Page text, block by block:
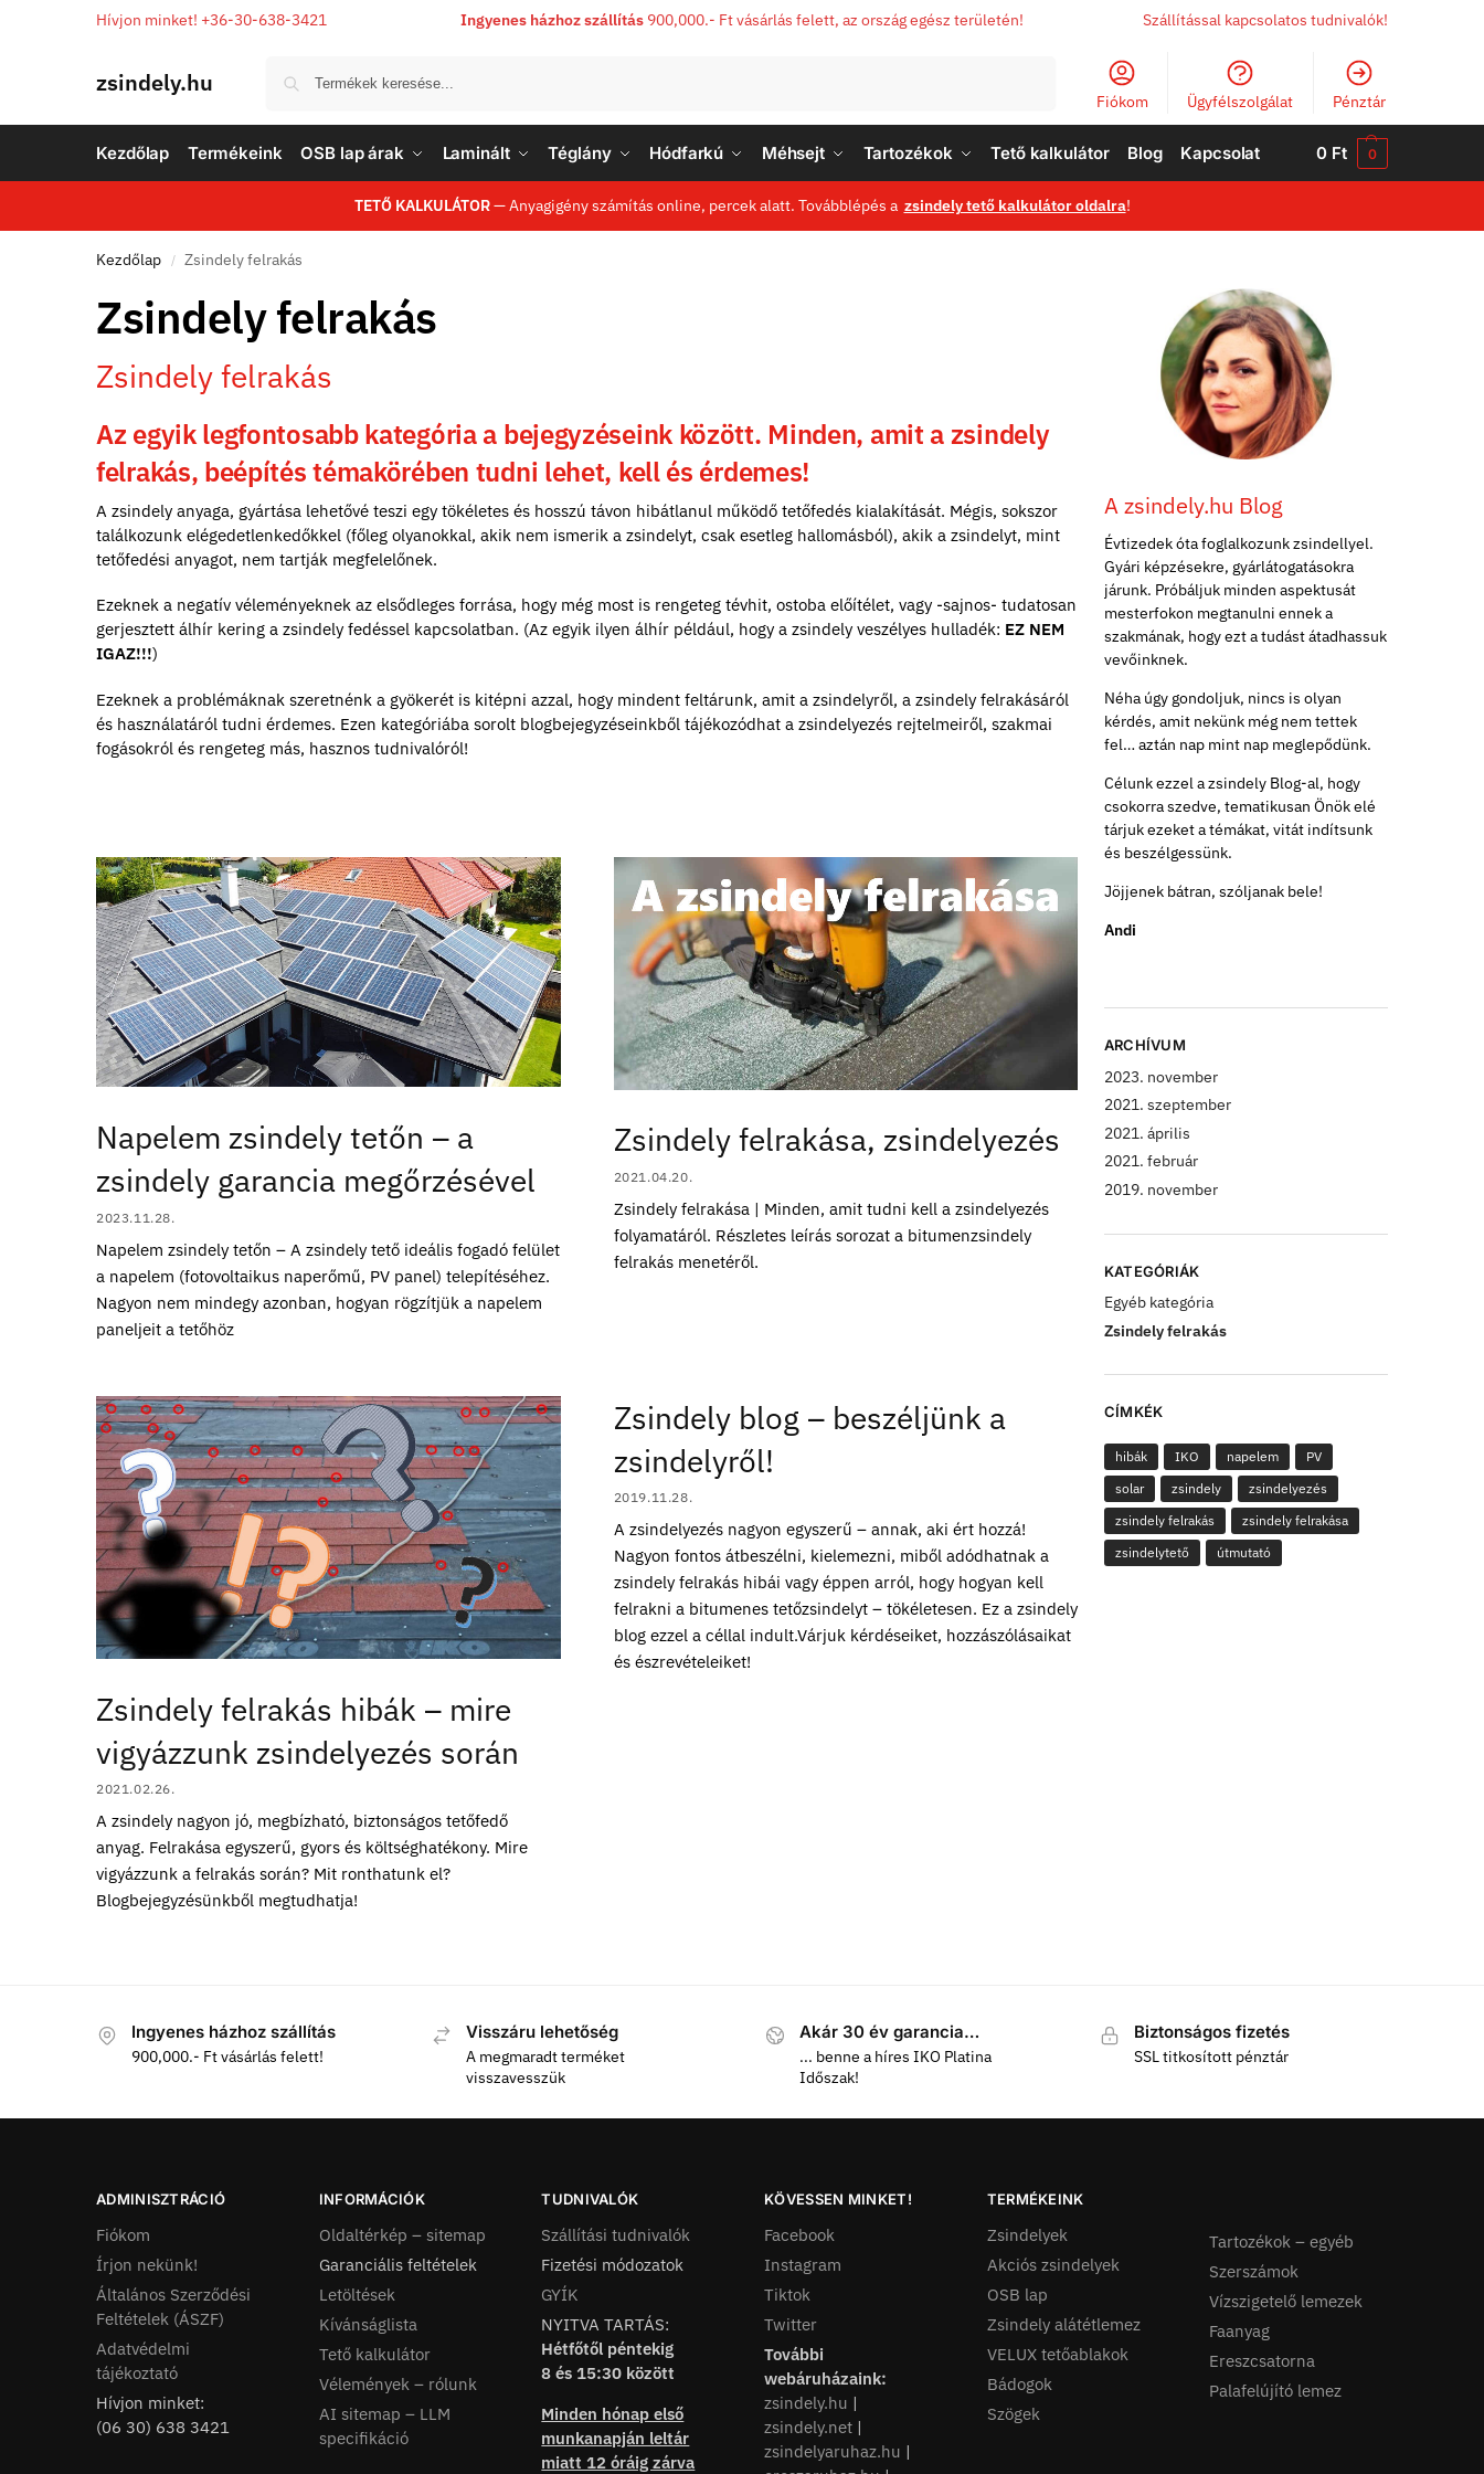
Hívjon minket! +36-30-638-3421 Ingyenes házhoz szállítás 900,000.- Ft vásárlás felett, az ország egész területén! Szállítással kapcsolatos tudnivalók!
zsindely.hu
Fiókom Ügyfélszolgálat Pénztár
Kezdőlap Termékeink OSB lap árak Laminált Téglány Hódfarkú Méhsejt Tartozékok Tető kalkulátor Blog Kapcsolat 0 Ft 0
TETŐ KALKULÁTOR— Anyagigény számítás online, percek alatt. Továbblépés a zsindely tető kalkulátor oldalra!
Kezdőlap / Zsindely felrakás
Zsindely felrakás
Zsindely felrakás
Az egyik legfontosabb kategória a bejegyzéseink között. Minden, amit a zsindely
felrakás, beépítés témakörében tudni lehet, kell és érdemes!
A zsindely anyaga, gyártása lehetővé teszi egy tökéletes és hosszú távon hibátlanul működő tetőfedés kialakítását. Mégis, sokszor
találkozunk elégedetlenkedőkkel (főleg olyanokkal, akik nem ismerik a zsindelyt, csak esetleg hallomásból), akik a zsindelyt, mint
tetőfedési anyagot, nem tartják megfelelőnek.
Ezeknek a negatív véleményeknek az elsődleges forrása, hogy még most is rengeteg tévhit, ostoba előítélet, vagy -sajnos- tudatosan
gerjesztett álhír kering a zsindely fedéssel kapcsolatban. (Az egyik ilyen álhír például, hogy a zsindely veszélyes hulladék: EZ NEM
IGAZ!!!)
Ezeknek a problémáknak szeretnénk a gyökerét is kitépni azzal, hogy mindent feltárunk, amit a zsindelyről, a zsindely felrakásáról
és használatáról tudni érdemes. Ezen kategóriába sorolt blogbejegyzéseinkből tájékozódhat a zsindelyezés rejtelmeiről, szakmai
fogásokról és rengeteg más, hasznos tudnivalóról!
Napelem zsindely tetőn – a
zsindely garancia megőrzésével
2023.11.28.
Napelem zsindely tetőn – A zsindely tető ideális fogadó felület
a napelem (fotovoltaikus naperőmű, PV panel) telepítéséhez.
Nagyon nem mindegy azonban, hogyan rögzítjük a napelem
paneljeit a tetőhöz
Zsindely felrakása, zsindelyezés
2021.04.20.
Zsindely felrakása | Minden, amit tudni kell a zsindelyezés
folyamatáról. Részletes leírás sorozat a bitumenzsindely
felrakás menetéről.
Zsindely felrakás hibák – mire
vigyázzunk zsindelyezés során
2021.02.26.
A zsindely nagyon jó, megbízható, biztonságos tetőfedő
anyag. Felrakása egyszerű, gyors és költséghatékony. Mire
vigyázzunk a felrakás során? Mit ronthatunk el?
Blogbejegyzésünkből megtudhatja!
Zsindely blog – beszéljünk a
zsindelyről!
2019.11.28.
A zsindelyezés nagyon egyszerű – annak, aki ért hozzá!
Nagyon fontos átbeszélni, kielemezni, miből adódhatnak a
zsindely felrakás hibái vagy éppen arról, hogy hogyan kell
felrakni a bitumenes tetőzsindelyt – tökéletesen. Ez a zsindely
blog ezzel a céllal indult.Várjuk kérdéseiket, hozzászólásaikat
és észrevételeiket!
A zsindely.hu Blog
Évtizedek óta foglalkozunk zsindellyel.
Gyári képzésekre, gyárlátogatásokra
járunk. Próbáljuk minden aspektusát
mesterfokon megtanulni ennek a
szakmának, hogy ezt a tudást átadhassuk
vevőinknek.
Néha úgy gondoljuk, nincs is olyan
kérdés, amit nekünk még nem tettek
fel… aztán nap mint nap meglepődünk.
Célunk ezzel a zsindely Blog-al, hogy
csokorra szedve, tematikusan Önök elé
tárjuk ezeket a témákat, vitát indítsunk
és beszélgessünk.
Jöjjenek bátran, szóljanak bele!
Andi
ARCHÍVUM
2023. november
2021. szeptember
2021. április
2021. február
2019. november
KATEGÓRIÁK
Egyéb kategória
Zsindely felrakás
CÍMKÉK
hibák IKO napelem
PV
solar
zsindely
zsindelyezés
zsindely felrakás
zsindely felrakása
zsindelytető
útmutató
Ingyenes házhoz szállítás
900,000.- Ft vásárlás felett!
Visszáru lehetőség
A megmaradt terméket
visszavesszük
Akár 30 év garancia…
... benne a híres IKO Platina
Időszak!
Biztonságos fizetés
SSL titkosított pénztár
ADMINISZTRÁCIÓ
Fiókom
Írjon nekünk!
Általános Szerződési
Feltételek (ÁSZF)
Adatvédelmi
tájékoztató
Hívjon minket:
(06 30) 638 3421
INFORMÁCIÓK
Oldaltérkép – sitemap
Garanciális feltételek
Letöltések
Kívánságlista
Tető kalkulátor
Vélemények – rólunk
AI sitemap – LLM
specifikáció
TUDNIVALÓK
Szállítási tudnivalók
Fizetési módozatok
GYÍK
NYITVA TARTÁS:
Hétfőtől péntekig
8 és 15:30 között
Minden hónap első
munkanapján leltár
miatt 12 óráig zárva
KÖVESSEN MINKET!
Facebook
Instagram
Tiktok
Twitter
További
webáruházaink:
zsindely.hu |
zsindely.net |
zsindelyaruhaz.hu |
TERMÉKEINK
Zsindelyek
Akciós zsindelyek
OSB lap
Zsindely alátétlemez
VELUX tetőablakok
Bádogok
Szögek
Tartozékok – egyéb
Szerszámok
Vízszigetelő lemezek
Faanyag
Ereszcsatorna
Palafelújító lemez